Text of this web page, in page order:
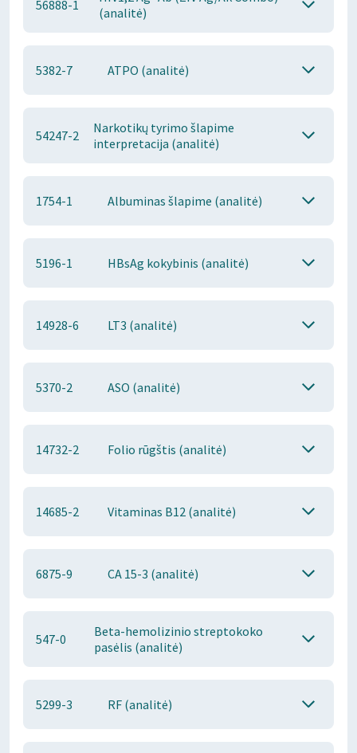
56888-1
(analitė)
5382-7 ATPO (analitė)
54247-2
Narkotikų tyrimo šlapime
interpretacija (analitė)
1754-1 Albuminas šlapime (analitė)
5196-1 HBsAg kokybinis (analitė)
14928-6 LT3 (analitė)
5370-2 ASO (analitė)
14732-2 Folio rūgštis (analitė)
14685-2 Vitaminas B12 (analitė)
6875-9 CA 15-3 (analitė)
547-0
Beta-hemolizinio streptokoko
pasėlis (analitė)
5299-3 RF (analitė)